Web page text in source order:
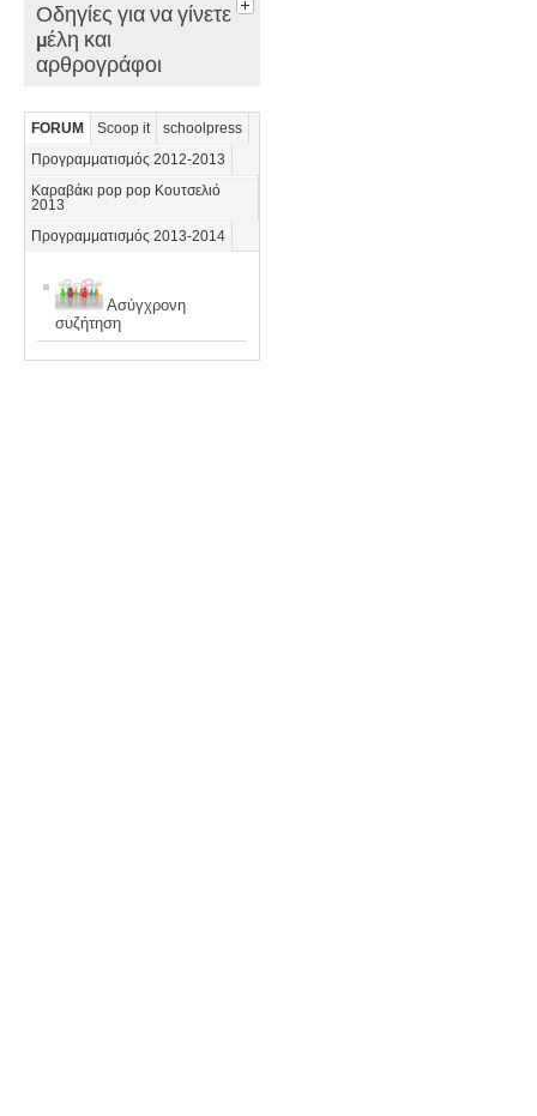
Οδηγίες για να γίνετε
μέλη και
αρθρογράφοι
FORUM Scoop it schoolpress
Προγραμματισμός 2012-2013
Καραβάκι pop pop Κουτσελιό
2013
Προγραμματισμός 2013-2014
Ασύγχρονη
συζήτηση